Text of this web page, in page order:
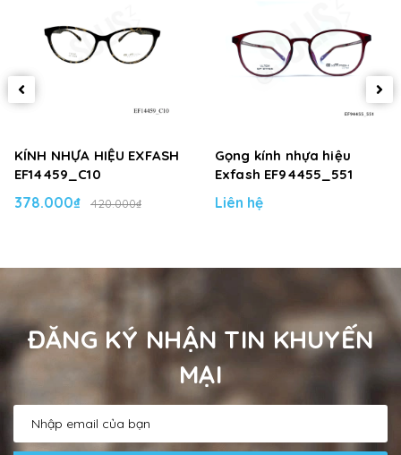
KÍNH NHỰA HIỆU EXFASH
EF14459_C10
378.000₫ 420.000₫
Gọng kính nhựa hiệu
Exfash EF94455_551
Liên hệ
ĐĂNG KÝ NHẬN TIN KHUYẾN
MẠI